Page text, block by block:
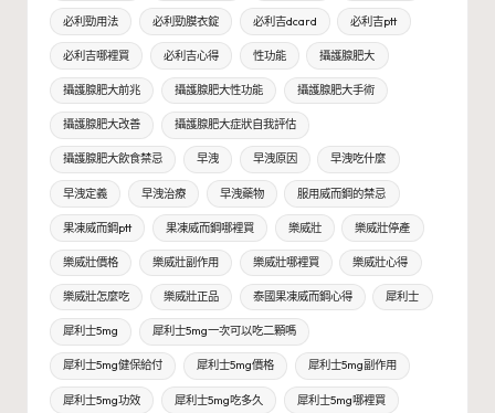
必利勁用法 必利勁膜衣錠 必利吉dcard 必利吉ptt
必利吉哪裡買 必利吉心得 性功能 攝護腺肥大
攝護腺肥大前兆 攝護腺肥大性功能 攝護腺肥大手術
攝護腺肥大改善 攝護腺肥大症狀自我評估
攝護腺肥大飲食禁忌 早洩 早洩原因 早洩吃什麼
早洩定義 早洩治療 早洩藥物 服用威而鋼的禁忌
果凍威而鋼ptt 果凍威而鋼哪裡買 樂威壯 樂威壯停產
樂威壯價格 樂威壯副作用 樂威壯哪裡買 樂威壯心得
樂威壯怎麼吃 樂威壯正品 泰國果凍威而鋼心得 犀利士
犀利士5mg 犀利士5mg一次可以吃二顆嗎
犀利士5mg健保給付 犀利士5mg價格 犀利士5mg副作用
犀利士5mg功效 犀利士5mg吃多久 犀利士5mg哪裡買